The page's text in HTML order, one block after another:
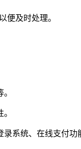
便及时处理。
系统、在线支付